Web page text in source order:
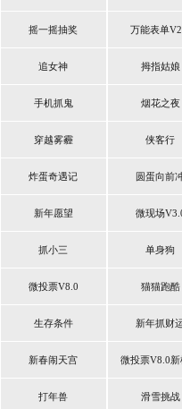
摇一摇抽奖 万能表单
追女神 拇指姑娘
手机抓鬼 烟花之夜
穿越雾霾 侠客行
炸蛋奇遇记 圆蛋向前
新年愿望 微现场
抓小三 单身狗
微投票V8.0 猫猫跑酷
生存条件 新年抓财
新春闹天宫 微投票V8.0新
打年兽 滑雪挑战